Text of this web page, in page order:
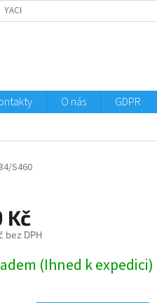
YACHTMENI
O nás GDPR
84/S460
Kč
bez DPH
(Ihned k expedici)